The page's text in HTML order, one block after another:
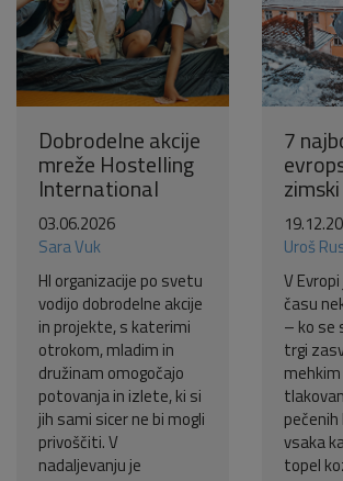
Dobrodelne akcije
mreže Hostelling
International
03.06.2026
Sara Vuk
HI organizacije po svetu
vodijo dobrodelne akcije
in projekte, s katerimi
otrokom, mladim in
družinam omogočajo
potovanja in izlete, ki si
jih sami sicer ne bi mogli
privoščiti. V
nadaljevanju je
7
Uroš
V
času
– ko
trgi
vsaka
topel